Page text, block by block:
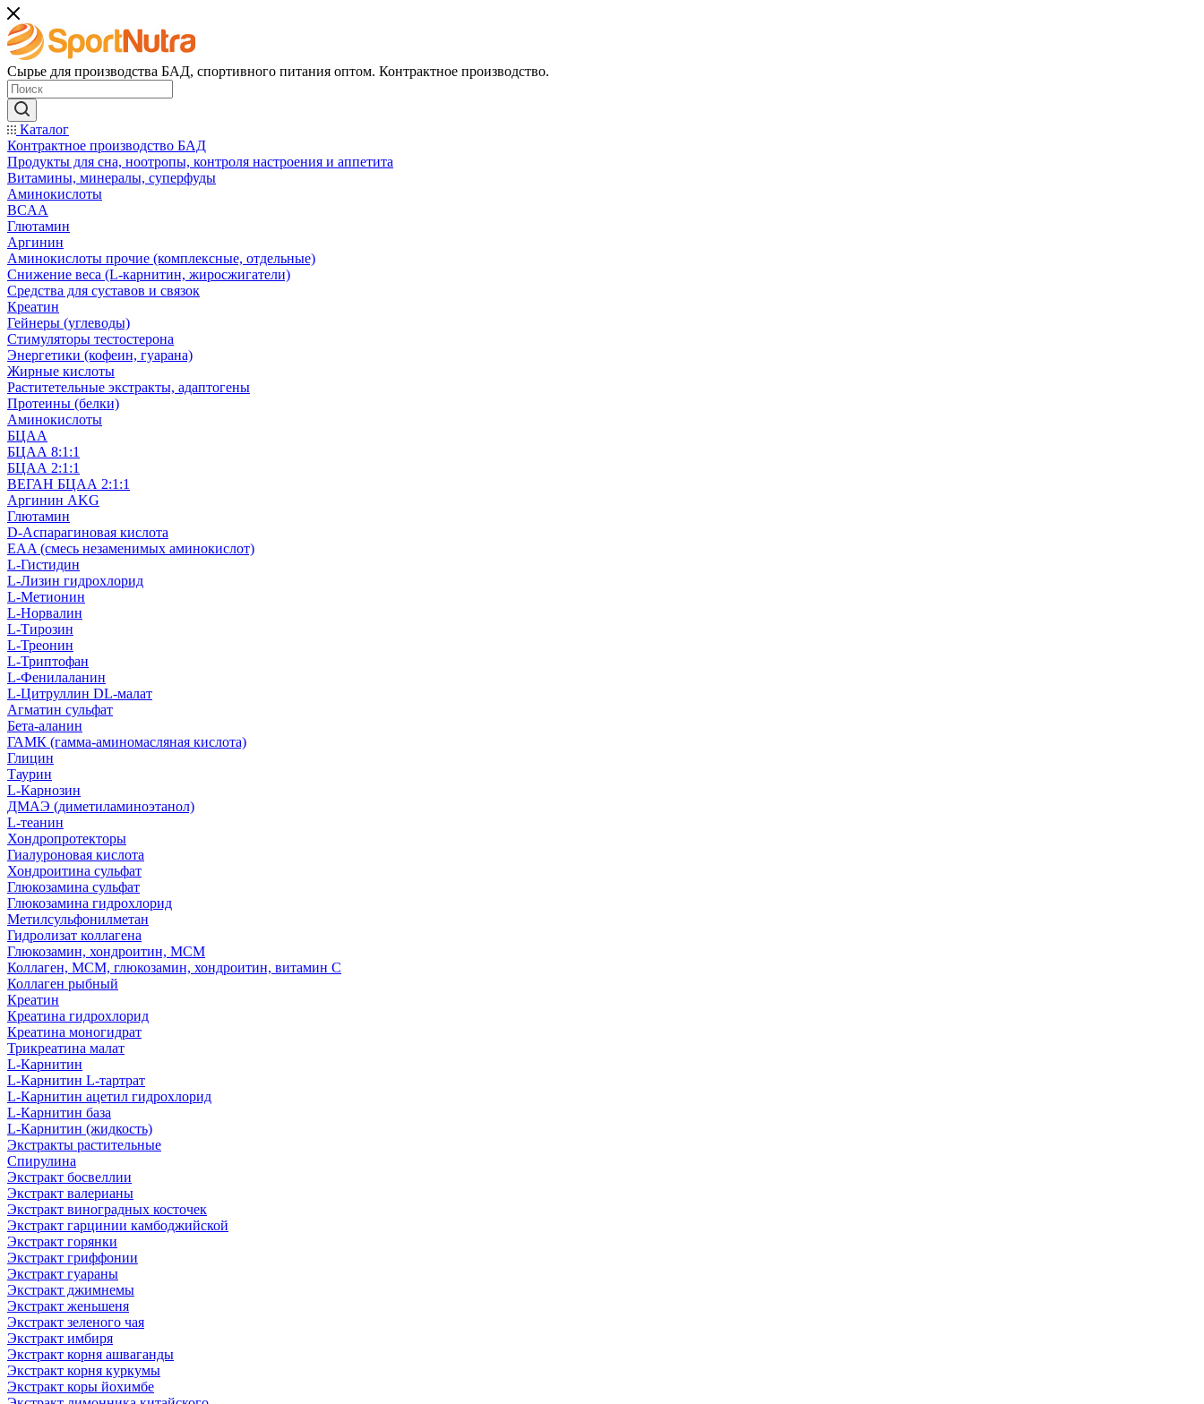
Сырье для производства БАД, спортивного питания оптом. Контрактное производство.
Каталог
Контрактное производство БАД
Продукты для сна, ноотропы, контроля настроения и аппетита
Витамины, минералы, суперфуды
Аминокислоты
BCAA
Глютамин
Аргинин
Аминокислоты прочие (комплексные, отдельные)
Снижение веса (L-карнитин, жиросжигатели)
Средства для суставов и связок
Креатин
Гейнеры (углеводы)
Стимуляторы тестостерона
Энергетики (кофеин, гуарана)
Жирные кислоты
Раститетельные экстракты, адаптогены
Протеины (белки)
Аминокислоты
БЦАА
БЦАА 8:1:1
БЦАА 2:1:1
ВЕГАН БЦАА 2:1:1
Аргинин AKG
Глютамин
D-Аспарагиновая кислота
EAA (смесь незаменимых аминокислот)
L-Гистидин
L-Лизин гидрохлорид
L-Метионин
L-Норвалин
L-Тирозин
L-Треонин
L-Триптофан
L-Фенилаланин
L-Цитруллин DL-малат
Агматин cульфат
Бета-аланин
ГАМК (гамма-аминомасляная кислота)
Глицин
Таурин
L-Карнозин
ДМАЭ (диметиламиноэтанол)
L-теанин
Хондропротекторы
Гиалуроновая кислота
Хондроитина сульфат
Глюкозамина сульфат
Глюкозамина гидрохлорид
Метилсульфонилметан
Гидролизат коллагена
Глюкозамин, хондроитин, МСМ
Коллаген, МСМ, глюкозамин, хондроитин, витамин С
Коллаген рыбный
Креатин
Креатина гидрохлорид
Креатина моногидрат
Трикреатина малат
L-Карнитин
L-Карнитин L-тартрат
L-Карнитин ацетил гидрохлорид
L-Карнитин база
L-Карнитин (жидкость)
Экстракты растительные
Спирулина
Экстракт босвеллии
Экстракт валерианы
Экстракт виноградных косточек
Экстракт гарцинии камбоджийской
Экстракт горянки
Экстракт гриффонии
Экстракт гуараны
Экстракт джимнемы
Экстракт женьшеня
Экстракт зеленого чая
Экстракт имбиря
Экстракт корня ашваганды
Экстракт корня куркумы
Экстракт коры йохимбе